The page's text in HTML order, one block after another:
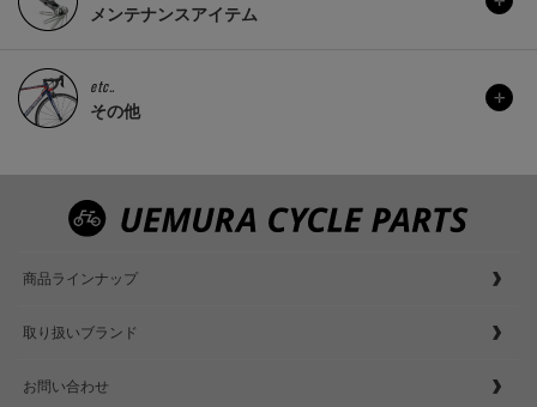
メンテナンスアイテム
etc..
その他
商品ラインナップ
取り扱いブランド
お問い合わせ